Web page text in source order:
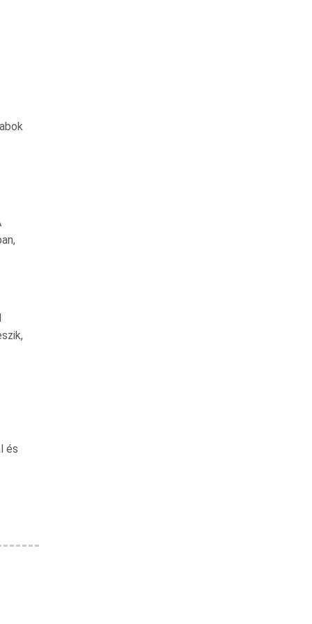
és